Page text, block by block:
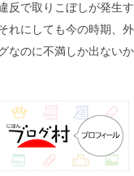
反で取りこぼしが発生
れにしても今の時期、
なのに不満しか出ない